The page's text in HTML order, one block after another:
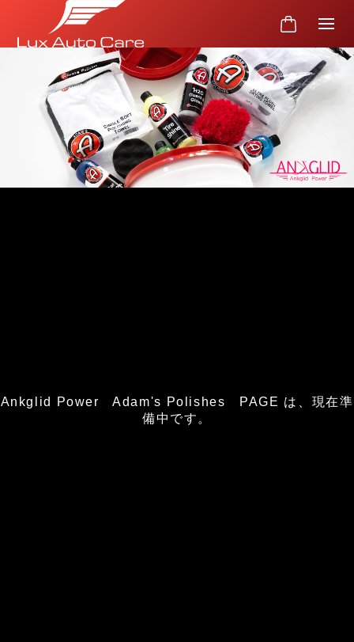
Ankglid Power Adam's Polishes PAGE は、現在準
備中です。